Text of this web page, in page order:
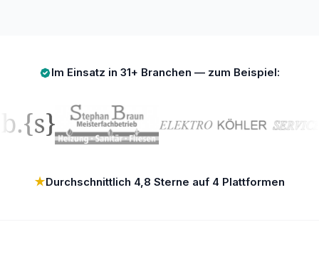
Im Einsatz in 31+ Branchen — zum Beispiel:
★Durchschnittlich 4,8 Sterne auf 4 Plattformen